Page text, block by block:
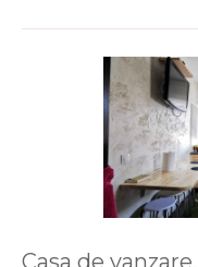
Casa de vanzare,